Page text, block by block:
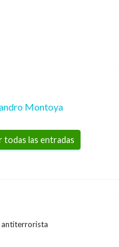
Montoya
todas las entradas
antiterrorista